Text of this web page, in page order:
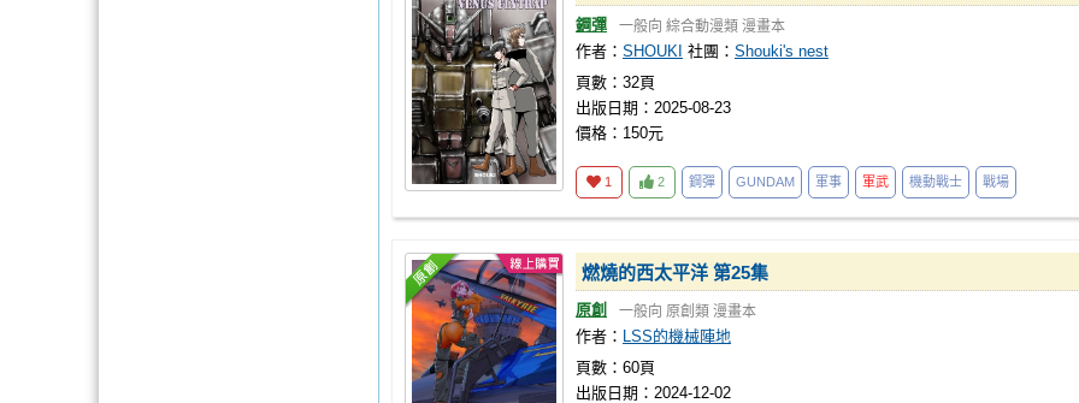
鋼彈 一般向 綜合動漫類 漫畫本
作者： SHOUKI 社團： Shouki's nest
頁數：32頁
出版日期：2025-08-23
價格：150元
1 2 鋼彈 GUNDAM 軍事 軍武 機動戰士 戰場
燃燒的西太平洋 第25集
原創 一般向 原創類 漫畫本
作者： LSS的機械陣地
頁數：60頁
出版日期：2024-12-02